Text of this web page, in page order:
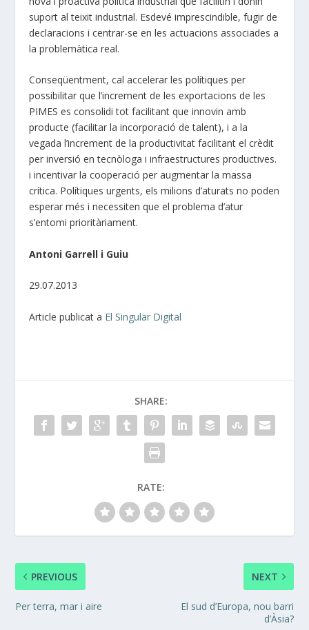
suport al teixit industrial. Esdevé imprescindible, fugir de
declaracions i centrar-se en les actuacions associades a
la problemàtica real.
Conseqüentment, cal accelerar les polítiques per
possibilitar que l’increment de les exportacions de les
PIMES es consolidi tot facilitant que innovin amb
producte (facilitar la incorporació de talent), i a la
vegada l’increment de la productivitat facilitant el crèdit
per inversió en tecnòloga i infraestructures productives.
i incentivar la cooperació per augmentar la massa
crítica. Polítiques urgents, els milions d’aturats no poden
esperar més i necessiten que el problema d’atur
s’entomi prioritàriament.
Antoni Garrell i Guiu
29.07.2013
Article publicat a El Singular Digital
SHARE:
RATE:
PREVIOUS
Per terra, mar i aire
NEXT
El sud d’Europa, nou barri
d’Àsia?